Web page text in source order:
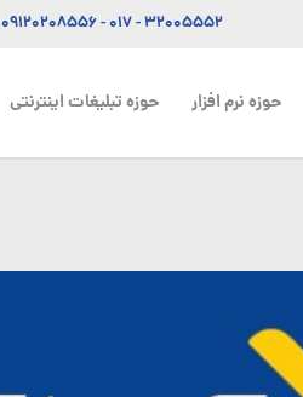
۳۲۰۰۵۵۵۲ - ۰۱۷ -۰۹۱۲۰۲۰۸۵۵۶
حوزه نرم افزار حوزه تبلیغات اینترنتی